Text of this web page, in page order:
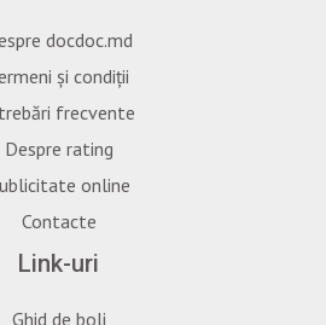
docdoc.md
și condiții
frecvente
Despre rating
online
Contacte
Link-uri
Ghid de boli